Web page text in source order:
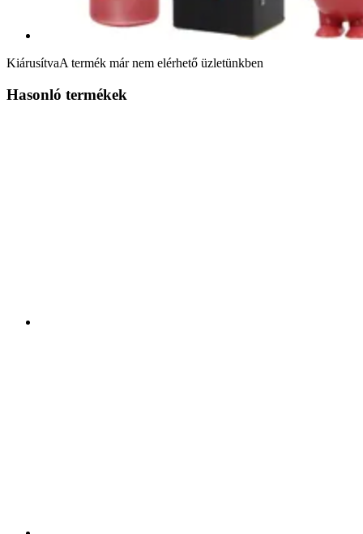
KiárusítvaA termék már nem elérhető üzletünkben
Hasonló termékek